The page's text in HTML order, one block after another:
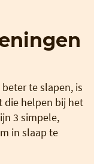
te slapen, is
die helpen bij het
3 simpele,
in slaap te